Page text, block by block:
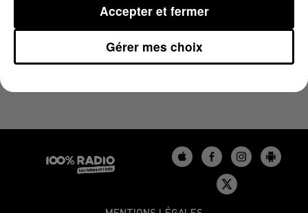
Gérer mes choix
Accepter et fermer